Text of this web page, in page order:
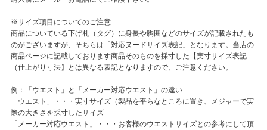
※サイズ項目についてのご注意
商品についている下げ札（タグ）に身長や胸囲などのサイズが記載されたも
のがございますが、そちらは「対応ヌードサイズ表記」となります。当店の
商品ページに記載しております商品そのものを採寸した【実寸サイズ表記
（仕上がり寸法】とは異なる表記となりますので、ご注意ください。
例：「ウエスト」と「メーカー対応ウエスト」の違い
「ウエスト」・・・実寸サイズ（製品を平らなところに置き、メジャーで実
際の大きさを採寸したサイズ
「メーカー対応ウエスト」・・・お客様のウエストサイズとの参考にして頂